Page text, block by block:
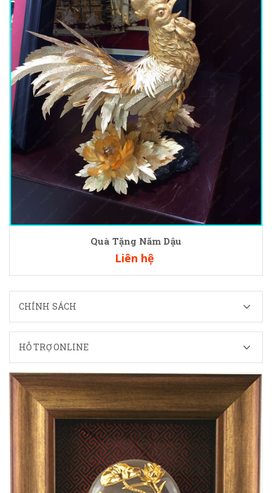
Quà Tặng Năm Dậu
Liên hệ
CHÍNH SÁCH
HỖ TRỢ ONLINE